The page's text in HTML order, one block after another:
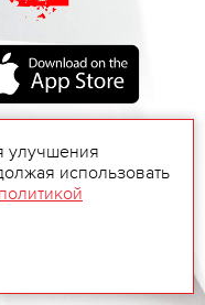
улучшения
использовать
политикой